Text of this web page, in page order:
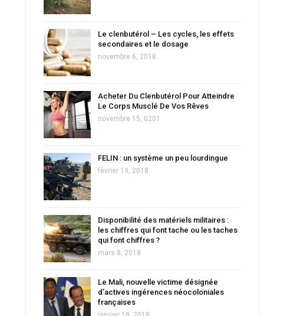
Le clenbutérol – Les cycles, les effets
secondaires et le dosage
novembre 6, 2018
Acheter Du Clenbutérol Pour Atteindre
Le Corps Musclé De Vos Rêves
novembre 15, 0201
FELIN : un système un peu lourdingue
février 19, 2018
Disponibilité des matériels militaires :
les chiffres qui font tache ou les taches
qui font chiffres ?
mars 8, 2018
Le Mali, nouvelle victime désignée
d’actives ingérences néocoloniales
françaises